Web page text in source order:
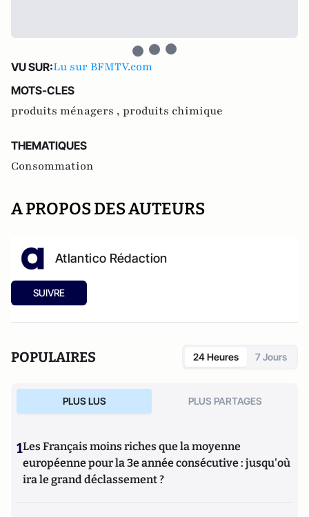
VU SUR:Lu sur BFMTV.com
MOTS-CLES
produits ménagers , produits chimique
THEMATIQUES
Consommation
A PROPOS DES AUTEURS
Atlantico Rédaction
SUIVRE
POPULAIRES 24 Heures 7 Jours
PLUS LUS PLUS PARTAGES
1Les Français moins riches que la moyenne
européenne pour la 3e année consécutive : jusqu'où
ira le grand déclassement ?